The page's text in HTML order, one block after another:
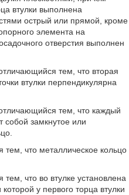
втулки выполнена
острый или прямой, кроме
элемента на
отверстия выполнен
тем, что вторая
втулки перпендикулярна
тем, что каждый
собой замкнутое или
что металлическое кольцо
что во втулке установлена
у первого торца втулки